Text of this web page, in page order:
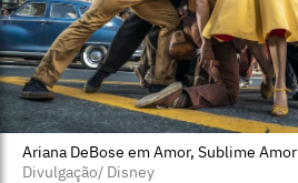
Ariana DeBose em Amor, Sublime Amor
Divulgação/ Disney